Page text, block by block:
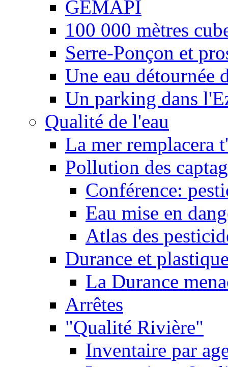
GEMAPI
100 000 mètres
Serre-Ponçon et
Une eau détournée
Un parking dans
Qualité de l'eau
La mer remplacera
Pollution des
Conférence:
Eau mise en
Atlas des
Durance et
La Durance
Arrêtes
"Qualité Rivière"
Inventaire par